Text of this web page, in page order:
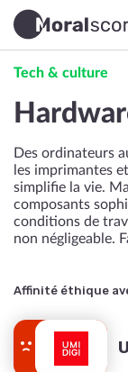
Tech & culture
Des ordinateurs
les imprimantes
simplifie la vie.
composants
conditions de
non négligeable.
Affinité éthique